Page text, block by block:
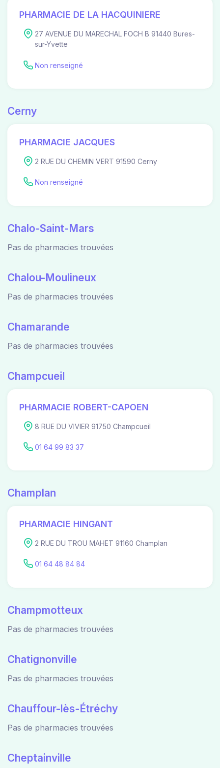
PHARMACIE DE LA HACQUINIERE
27 AVENUE DU MARECHAL FOCH B 91440 Bures-
sur-Yvette
Non renseigné
Cerny
PHARMACIE JACQUES
2 RUE DU CHEMIN VERT 91590 Cerny
Non renseigné
Chalo-Saint-Mars
Pas de pharmacies trouvées
Chalou-Moulineux
Pas de pharmacies trouvées
Chamarande
Pas de pharmacies trouvées
Champcueil
PHARMACIE ROBERT-CAPOEN
8 RUE DU VIVIER 91750 Champcueil
01 64 99 83 37
Champlan
PHARMACIE HINGANT
2 RUE DU TROU MAHET 91160 Champlan
01 64 48 84 84
Champmotteux
Pas de pharmacies trouvées
Chatignonville
Pas de pharmacies trouvées
Chauffour-lès-Étréchy
Pas de pharmacies trouvées
Cheptainville